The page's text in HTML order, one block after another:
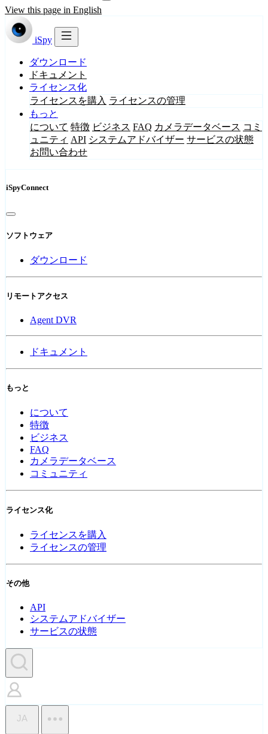
View this page in English
iSpy
ダウンロード
ドキュメント
ライセンス化
ライセンスを購入 ライセンスの管理
もっと
について 特徴 ビジネス FAQ カメラデータベース コミ
ュニティ API システムアドバイザー サービスの状態
お問い合わせ
iSpyConnect
ソフトウェア
ダウンロード
リモートアクセス
Agent DVR
ドキュメント
もっと
について
特徴
ビジネス
FAQ
カメラデータベース
コミュニティ
ライセンス化
ライセンスを購入
ライセンスの管理
その他
API
システムアドバイザー
サービスの状態
JA